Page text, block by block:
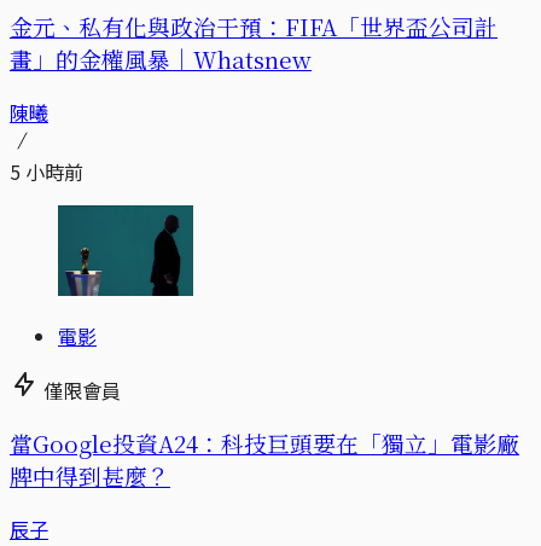
金元、私有化與政治干預：FIFA「世界盃公司計
畫」的金權風暴｜Whatsnew
陳曦
5 小時前
電影
僅限會員
當Google投資A24：科技巨頭要在「獨立」電影廠
牌中得到甚麼？
辰子